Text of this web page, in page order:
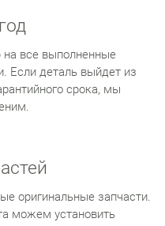
все выполненные
Если деталь выйдет из
срока, мы
оригинальные запчасти.
можем установить